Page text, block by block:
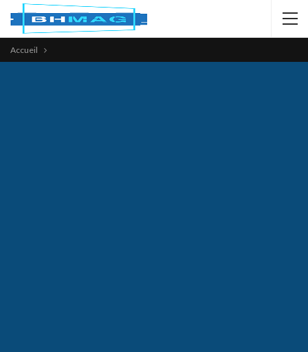
Accueil